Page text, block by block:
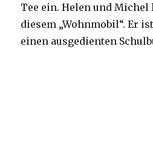
Tee ein. Helen und Michel
diesem „Wohnmobil“. Er
einen ausgedienten